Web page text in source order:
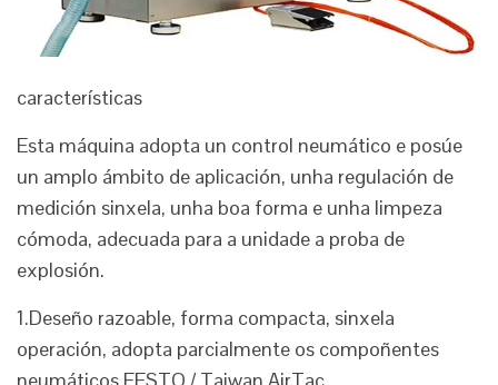
características
Esta máquina adopta un control neumático e posúe
un amplo ámbito de aplicación, unha regulación de
medición sinxela, unha boa forma e unha limpeza
cómoda, adecuada para a unidade a proba de
explosión.
1.Deseño razoable, forma compacta, sinxela
operación, adopta parcialmente os compoñentes
neumáticos FESTO / Taiwan AirTac.